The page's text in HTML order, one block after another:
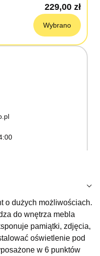
229,00 zł
Wybrano
o dużych możliwościach.
do wnętrza mebla
pamiątki, zdjęcia,
oświetlenie pod
w 6 punktów